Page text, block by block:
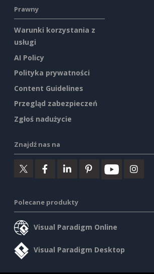
Prawny
Warunki korzystania z
usługi
AI Policy
Polityka prywatności
Content Guidelines
Przegląd zabezpieczeń
Zgłoś nadużycie
Znajdź nas na
Polecane produkty
Visual Paradigm Online
Visual Paradigm Desktop